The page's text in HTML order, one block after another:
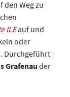
den Weg zu
ILEauf und
oder
Durchgeführt
Grafenauder